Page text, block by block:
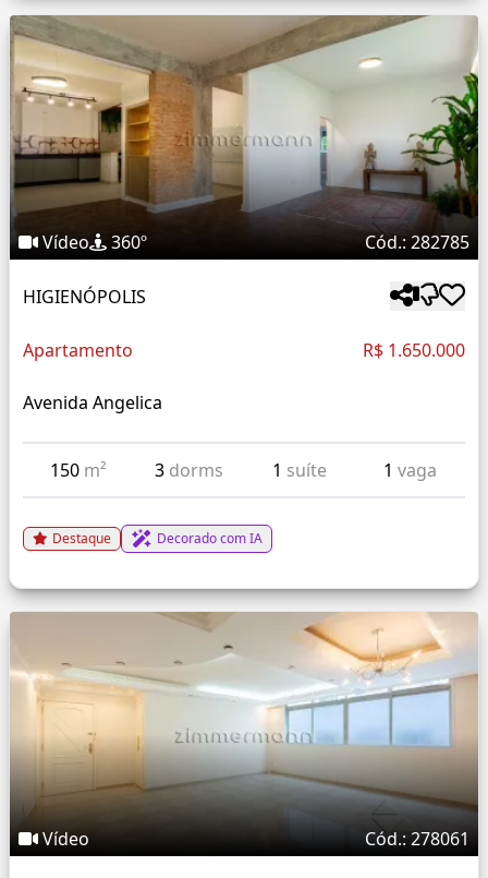
Vídeo 360º Cód.: 282785
HIGIENÓPOLIS
Apartamento R$ 1.650.000
Avenida Angelica
150 m² 3 dorms 1 suíte 1 vaga
Destaque Decorado com IA
Vídeo Cód.: 278061